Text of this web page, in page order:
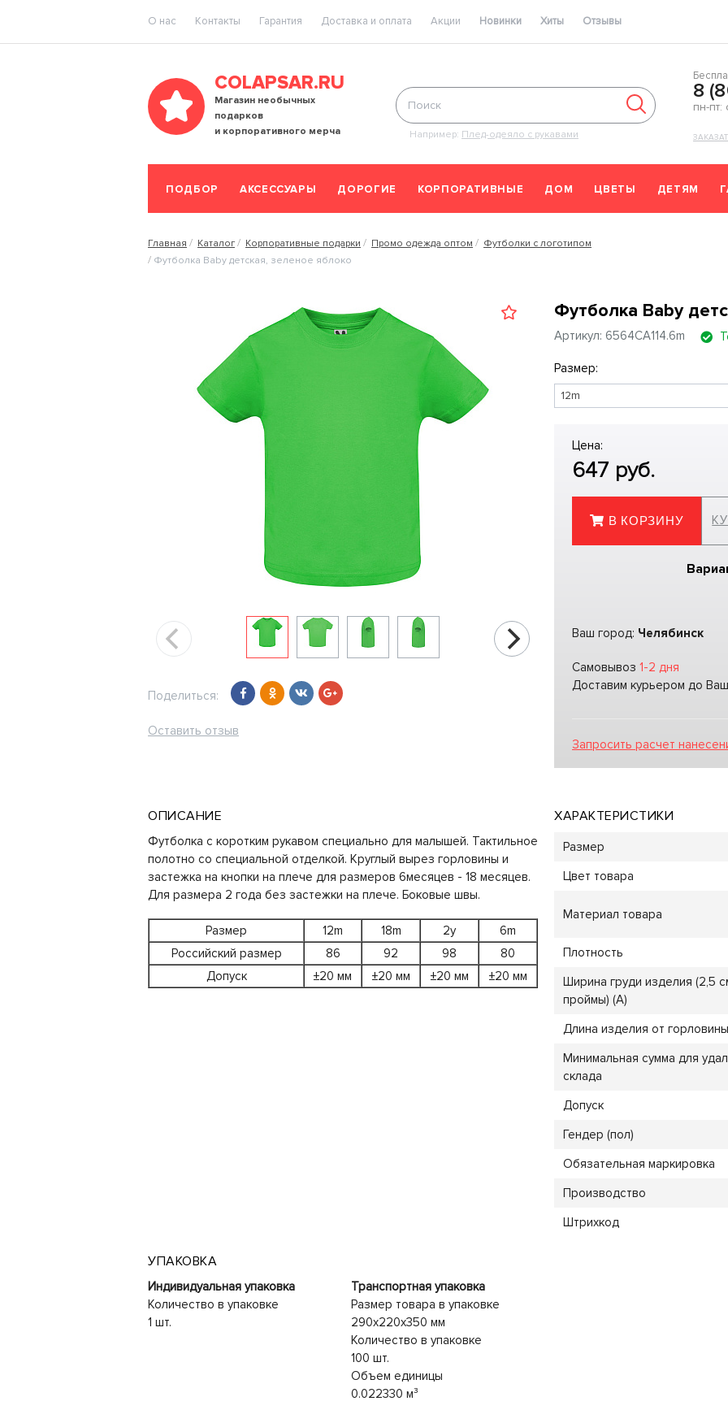
O нас Контакты Гарантия Доставка и оплата Акции Новинки Хиты Отзывы
COLAPSAR.RU
Магазин необычных
подарков
и корпоративного мерча
Например: Плед-одеяло с рукавами
8
пн-пт:
ПОДБОР АКСЕССУАРЫ ДОРОГИЕ КОРПОРАТИВНЫЕ ДОМ ЦВЕТЫ ДЕТЯМ
Главная Каталог Корпоративные подарки Промо одежда оптом
Футболки с логотипом
Футболка Baby детская, зеленое яблоко
Поделиться:
Оставить отзыв
Футболка Baby
Артикул: 6564CA114.6m
Размер:
Цена:
647 руб.
В КОРЗИНУ
Ваш город: Челябинск
Самовывоз 1-2 дня
Доставим курьером до
Запросить расчет
ОПИСАНИЕ
Футболка с коротким рукавом специально для малышей. Тактильное
полотно со специальной отделкой. Круглый вырез горловины и
застежка на кнопки на плече для размеров 6месяцев - 18 месяцев.
Для размера 2 года без застежки на плече. Боковые швы.
Размер 12m 18m 2y
6m
Российский размер
86 92 98
80
Допуск
±20 мм ±20 мм ±20 мм ±20 мм
ХАРАКТЕРИСТИКИ
Размер
Цвет товара
Материал товара
Плотность
Ширина груди изделия (2,5
проймы) (A)
Длина изделия от
Минимальная сумма для
склада
Допуск
Гендер (пол)
Обязательная маркировка
Производство
Штрихкод
УПАКОВКА
Индивидуальная упаковка
Количество в упаковке
1 шт.
Транспортная упаковка
Размер товара в упаковке
290x220x350 мм
Количество в упаковке
100 шт.
Объем единицы
0.022330 м³